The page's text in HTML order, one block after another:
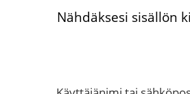
Nähdäksesi sisällön